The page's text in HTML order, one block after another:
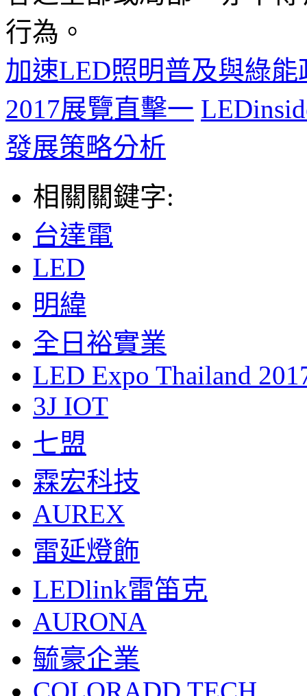
行為。
加速LED照明普及與綠能
2017展覽直擊一
發展策略分析
相關關鍵字:
台達電
LED
明緯
全日裕實業
LED Expo Thailand
3J IOT
七盟
霖宏科技
AUREX
雷延燈飾
LEDlink雷笛克
AURONA
毓豪企業